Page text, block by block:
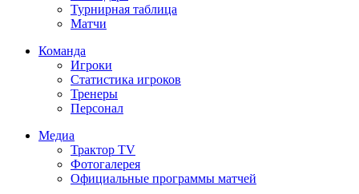
Турнирная таблица
Матчи
Команда
Игроки
Статистика игроков
Тренеры
Персонал
Медиа
Трактор TV
Фотогалерея
Официальные программы матчей